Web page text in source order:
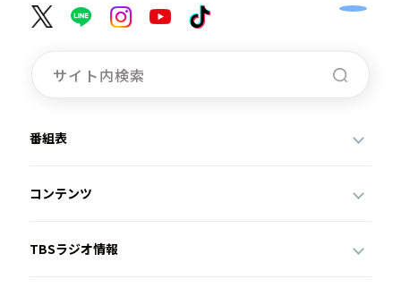
番組表
コンテンツ
TBSラジオ情報